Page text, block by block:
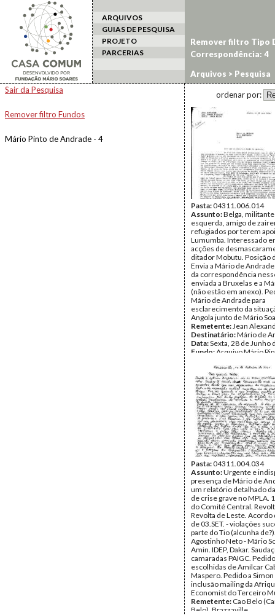
ARQUIVOS
GUIAS DE PESQUISA
PROJETO
PARCERIAS
Arquivos > Pesquisa
Sair da Pesquisa
Remover filtro Fundos
Mário Pinto de Andrade - 4
Remover filtro Tipo
Correspondência: 4
ordenar por:
Pasta:04311.006.014
Assunto:Belga,
esquerda, amigo de
refugiados por terem
Lumumba. Interessado
acções de
ditador Mobutu. Posição
Envia a Mário de
da correspondência
enviada a Bruxelas e a
(não estão em anexo).
Mário de Andrade para
esclarecimento da
Angola junto de Mário
Remetente:Jean
Destinatário:Mário de
Data:Sexta, 28 de Junho
Fundo: Arquivo Mário
Tipo Documental:
Página(s):1
Pasta:04311.004.034
Assunto:Urgente e
presença de Mário de
um relatório detalhado
de crise grave no MPLA.
do Comité Central.
Revolta de Leste. Acordo
de 03.SET. - violações
parte do Tio (alcunha
Agostinho Neto - Mário
Amin. IDEP, Dakar.
camaradas PAIGC.
escolhidas de Amílcar
Maspero. Pedido a
inclusão mailing da
Economist do Terceiro
Remetente: Cao Belo
Belo), Brazzaville